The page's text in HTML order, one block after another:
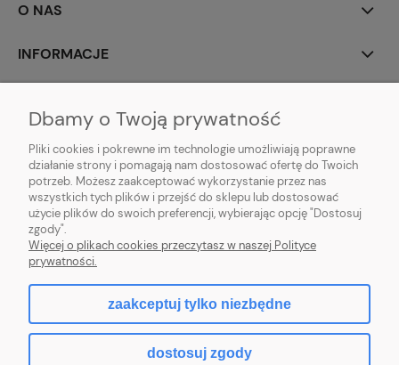
O NAS
INFORMACJE
POMOC
Hurtownia kosmetyczna Zby-Mal | ul. Mościckiego 14; 66-400 Gorzów
Wlkp. | NIP: 5992806699 | Tel.698 35 12 13|zby-mal@wp.pl
Dbamy o Twoją prywatność
Pliki cookies i pokrewne im technologie umożliwiają poprawne
działanie strony i pomagają nam dostosować ofertę do Twoich
potrzeb. Możesz zaakceptować wykorzystanie przez nas
wszystkich tych plików i przejść do sklepu lub dostosować
użycie plików do swoich preferencji, wybierając opcję "Dostosuj
zgody".
Więcej o plikach cookies przeczytasz w naszej Polityce
prywatności.
zaakceptuj tylko niezbędne
dostosuj zgody